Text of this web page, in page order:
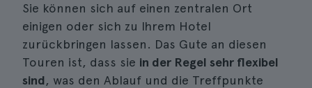
Sie können sich auf einen zentralen Ort
einigen oder sich zu Ihrem Hotel
zurückbringen lassen. Das Gute an diesen
Touren ist, dass sie in der Regel sehr flexibel
sind, was den Ablauf und die Treffpunkte